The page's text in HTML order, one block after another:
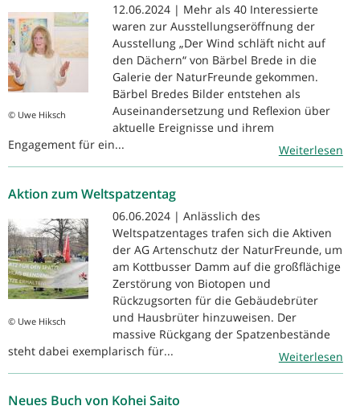
© Uwe Hiksch
12.06.2024 | Mehr als 40 Interessierte
waren zur Ausstellungseröffnung der
Ausstellung „Der Wind schläft nicht auf
den Dächern“ von Bärbel Brede in die
Galerie der NaturFreunde gekommen.
Bärbel Bredes Bilder entstehen als
Auseinandersetzung und Reflexion über
aktuelle Ereignisse und ihrem
Engagement für ein...
Weiterlesen
Aktion zum Weltspatzentag
© Uwe Hiksch
06.06.2024 | Anlässlich des
Weltspatzentages trafen sich die Aktiven
der AG Artenschutz der NaturFreunde, um
am Kottbusser Damm auf die großflächige
Zerstörung von Biotopen und
Rückzugsorten für die Gebäudebrüter
und Hausbrüter hinzuweisen. Der
massive Rückgang der Spatzenbestände
steht dabei exemplarisch für...
Weiterlesen
Neues Buch von Kohei Saito